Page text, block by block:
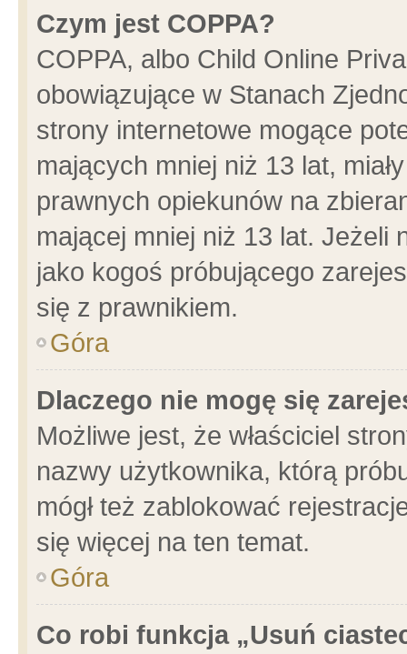
Czym jest COPPA?
COPPA, albo Child Online
obowiązujące w Stanach
strony internetowe mogące
mających mniej niż 13 lat,
prawnych opiekunów na
mającej mniej niż 13 lat. Jeżeli
jako kogoś próbującego
się z prawnikiem.
Góra
Dlaczego nie mogę się
Możliwe jest, że właściciel
nazwy użytkownika, którą
mógł też zablokować
się więcej na ten temat.
Góra
Co robi funkcja „Usuń